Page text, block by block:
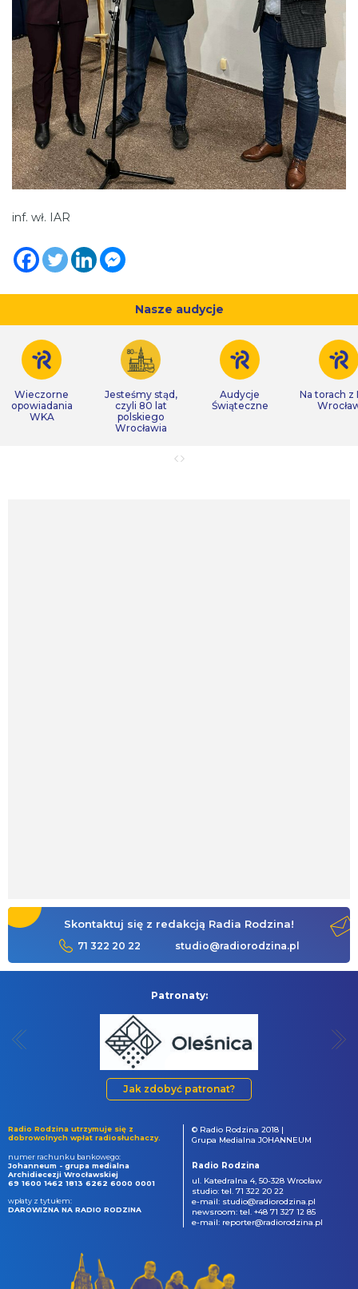
inf. wł. IAR
Nasze audycje
Wieczorne
opowiadania
WKA
Jesteśmy stąd,
czyli 80 lat
polskiego
Wrocławia
Audycje
Świąteczne
Na torach z
Skontaktuj się z redakcją Radia Rodzina!
71 322 20 22 studio@radiorodzina.pl
Patronaty:
Jak zdobyć patronat?
Radio Rodzina utrzymuje się z
dobrowolnych wpłat radiosłuchaczy.
numer rachunku bankowego:
Johanneum - grupa medialna
Archidiecezji Wrocławskiej
69 1600 1462 1813 6262 6000 0001
wpłaty z tytułem:
DAROWIZNA NA RADIO RODZINA
© Radio Rodzina 2018 |
Grupa Medialna JOHANNEUM
Radio Rodzina
ul. Katedralna 4, 50-328 Wrocław
studio: tel. 71 322 20 22
e-mail: studio@radiorodzina.pl
newsroom: tel. +48 71 327 12 85
e-mail: reporter@radiorodzina.pl